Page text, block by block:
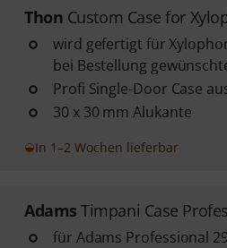
Thon Custom Case for
wird gefertigt für
bei Bestellung
Profi Single-Door Case
30 x 30 mm Alukante
In 1–2 Wochen lieferbar
Adams Timpani Case
für Adams Professional